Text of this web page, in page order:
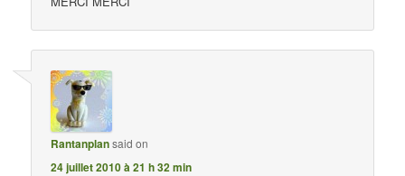
Rantanplansaid on
24 juillet 2010 à 21 h 32 min